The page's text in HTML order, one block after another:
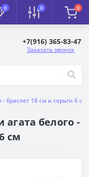
0 0 0
+7(916) 365-83-47
Заказать звонок
браслет 18 см и серьги 6 см
белого -
см